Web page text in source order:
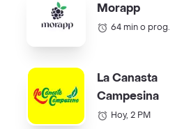
Morapp
64 min o prog.
La Canasta
Campesina
Hoy, 2 PM